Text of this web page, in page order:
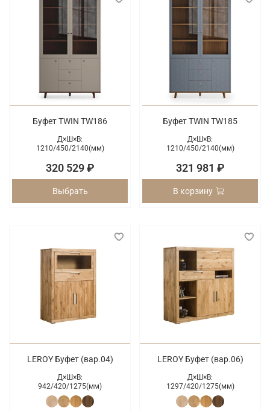
Буфет TWIN TW186
Д×Ш×В:
1210/450/2140(мм)
320 529 ₽
Выбрать
Буфет TWIN TW185
Д×Ш×В:
1210/450/2140(мм)
321 981 ₽
В корзину
LEROY Буфет (вар.04)
Д×Ш×В:
942/420/1275(мм)
LEROY Буфет (вар.06)
Д×Ш×В:
1297/420/1275(мм)